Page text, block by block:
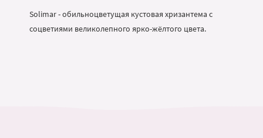
Solimar - обильноцветущая кустовая хризантема с
соцветиями великолепного ярко-жёлтого цвета.